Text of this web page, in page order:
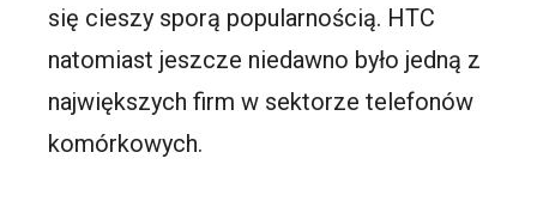
się cieszy sporą popularnością. HTC
natomiast jeszcze niedawno było jedną z
największych firm w sektorze telefonów
komórkowych.